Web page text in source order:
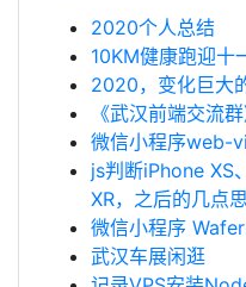
2020个人总结
10KM健康跑迎十
2020，变化巨大
《武汉前端交流
微信小程序web-
js判断iPhone XS
XR，之后的几点
微信小程序
武汉车展闲逛